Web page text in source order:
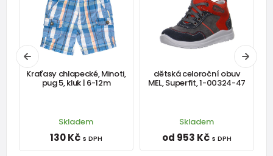
Kraťasy chlapecké, Minoti,
pug 5, kluk | 6-12m
Skladem
130 Kč s DPH
dětská celoroční obuv
MEL, Superfit, 1-00324-47
Skladem
od 953 Kč s DPH